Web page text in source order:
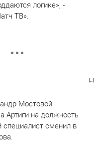
логике», -
ТВ».
Мостовой
Артиги на должность
специалист сменил в